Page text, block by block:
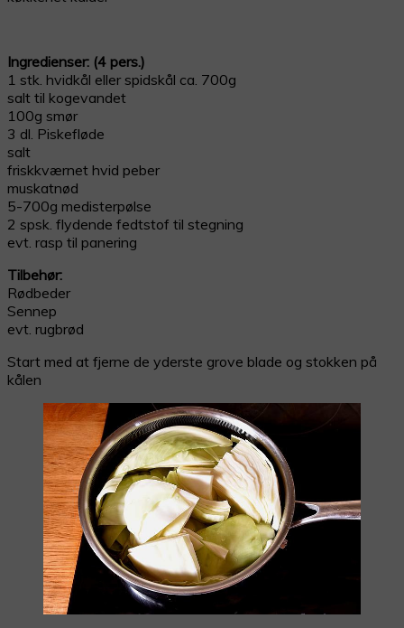
Ingredienser: (4 pers.)
1 stk. hvidkål eller spidskål ca. 700g
salt til kogevandet
100g smør
3 dl. Piskefløde
salt
friskkværnet hvid peber
muskatnød
5-700g medisterpølse
2 spsk. flydende fedtstof til stegning
evt. rasp til panering
Tilbehør:
Rødbeder
Sennep
evt. rugbrød
Start med at fjerne de yderste grove blade og stokken på
kålen